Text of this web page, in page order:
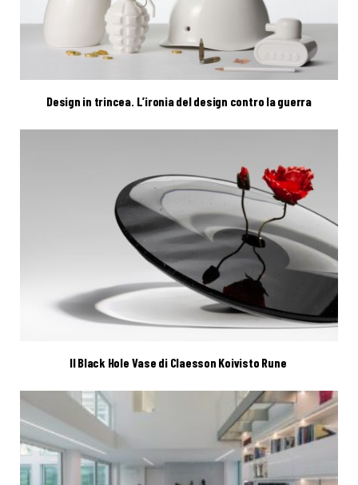
Design in trincea. L’ironia del design contro la guerra
Il Black Hole Vase di Claesson Koivisto Rune